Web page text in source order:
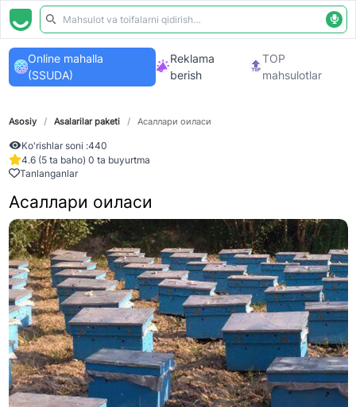
Online mahalla
(SSUDA)
Reklama
berish
TOP
mahsulotlar
Asosiy / Asalarilar paketi / Асаллари оиласи
Ko'rishlar soni :440
4.6 (5 ta baho) 0 ta buyurtma
Tanlanganlar
Асаллари оиласи